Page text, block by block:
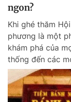
ngon?
Khi ghé thăm
phương là một
khám phá của
thống đến các